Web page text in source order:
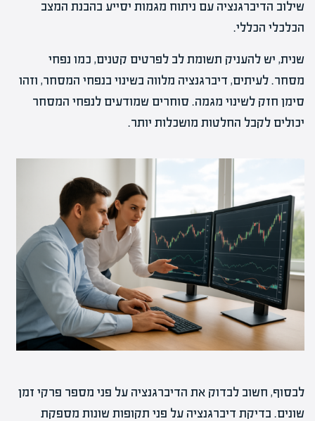
שילוב הדיברגנציה עם ניתוח מגמות יסייע בהבנת המצב
הכלכלי הכללי.
שנית, יש להעניק תשומת לב לפרטים קטנים, כמו נפחי
מסחר. לעיתים, דיברגנציה מלווה בשינוי בנפחי המסחר, וזהו
סימן חזק לשינוי מגמה. סוחרים שמודעים לנפחי המסחר
יכולים לקבל החלטות מושכלות יותר.
לבסוף, חשוב לבדוק את הדיברגנציה על פני מספר פרקי זמן
שונים. בדיקת דיברגנציה על פני תקופות שונות מספקת